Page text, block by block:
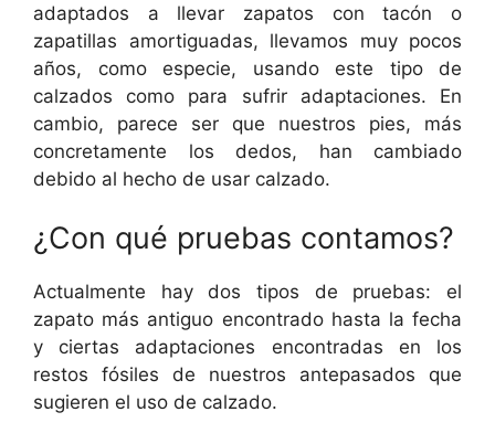
adaptados a llevar zapatos con tacón o
zapatillas amortiguadas, llevamos muy pocos
años, como especie, usando este tipo de
calzados como para sufrir adaptaciones. En
cambio, parece ser que nuestros pies, más
concretamente los dedos, han cambiado
debido al hecho de usar calzado.
¿Con qué pruebas contamos?
Actualmente hay dos tipos de pruebas: el
zapato más antiguo encontrado hasta la fecha
y ciertas adaptaciones encontradas en los
restos fósiles de nuestros antepasados que
sugieren el uso de calzado.